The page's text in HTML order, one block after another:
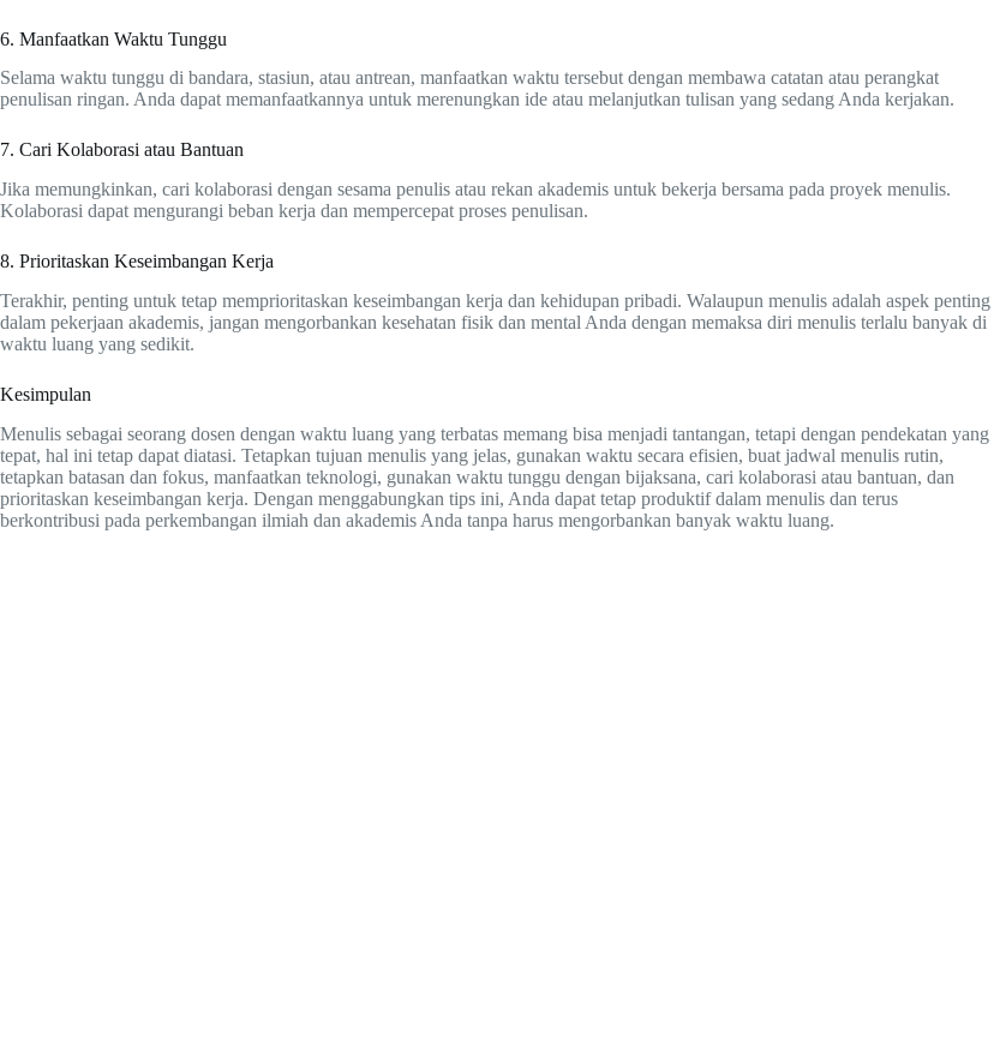
6. Manfaatkan Waktu Tunggu
Selama waktu tunggu di bandara, stasiun, atau antrean, manfaatkan waktu tersebut dengan membawa catatan atau perangkat
penulisan ringan. Anda dapat memanfaatkannya untuk merenungkan ide atau melanjutkan tulisan yang sedang Anda kerjakan.
7. Cari Kolaborasi atau Bantuan
Jika memungkinkan, cari kolaborasi dengan sesama penulis atau rekan akademis untuk bekerja bersama pada proyek menulis.
Kolaborasi dapat mengurangi beban kerja dan mempercepat proses penulisan.
8. Prioritaskan Keseimbangan Kerja
Terakhir, penting untuk tetap memprioritaskan keseimbangan kerja dan kehidupan pribadi. Walaupun menulis adalah aspek penting
dalam pekerjaan akademis, jangan mengorbankan kesehatan fisik dan mental Anda dengan memaksa diri menulis terlalu banyak di
waktu luang yang sedikit.
Kesimpulan
Menulis sebagai seorang dosen dengan waktu luang yang terbatas memang bisa menjadi tantangan, tetapi dengan pendekatan yang
tepat, hal ini tetap dapat diatasi. Tetapkan tujuan menulis yang jelas, gunakan waktu secara efisien, buat jadwal menulis rutin,
tetapkan batasan dan fokus, manfaatkan teknologi, gunakan waktu tunggu dengan bijaksana, cari kolaborasi atau bantuan, dan
prioritaskan keseimbangan kerja. Dengan menggabungkan tips ini, Anda dapat tetap produktif dalam menulis dan terus
berkontribusi pada perkembangan ilmiah dan akademis Anda tanpa harus mengorbankan banyak waktu luang.